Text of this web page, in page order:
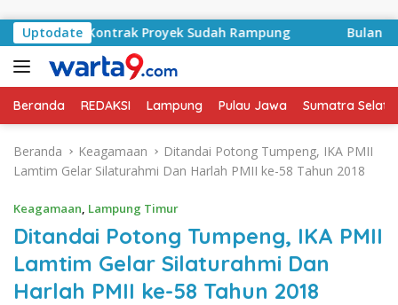
Uptodate
Kontrak Proyek Sudah Rampung Bulan
Beranda REDAKSI Lampung Pulau Jawa Sumatra
Beranda Keagamaan
Ditandai Potong Tumpeng, IKA PMII
Lamtim Gelar Silaturahmi Dan Harlah PMII ke-58 Tahun 2018
Keagamaan, Lampung Timur
Ditandai Potong Tumpeng, IKA PMII
Lamtim Gelar Silaturahmi Dan
Harlah PMII ke-58 Tahun 2018